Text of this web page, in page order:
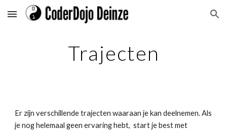
Skip to main content Skip to navigation
Trajecten
Er zijn verschillende trajecten waaraan je kan deelnemen. Als
je nog helemaal geen ervaring hebt, start je best met